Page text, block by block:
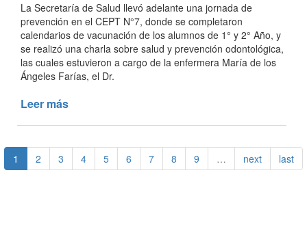
SALUD
La Secretaría de Salud llevó adelante una jornada de
prevención en el CEPT N°7, donde se completaron
calendarios de vacunación de los alumnos de 1° y 2° Año, y
se realizó una charla sobre salud y prevención odontológica,
las cuales estuvieron a cargo de la enfermera María de los
Ángeles Farías, el Dr.
Leer más
PREVENCIÓN
EN
1 2 3 4 5 6 7 8 9 … next last